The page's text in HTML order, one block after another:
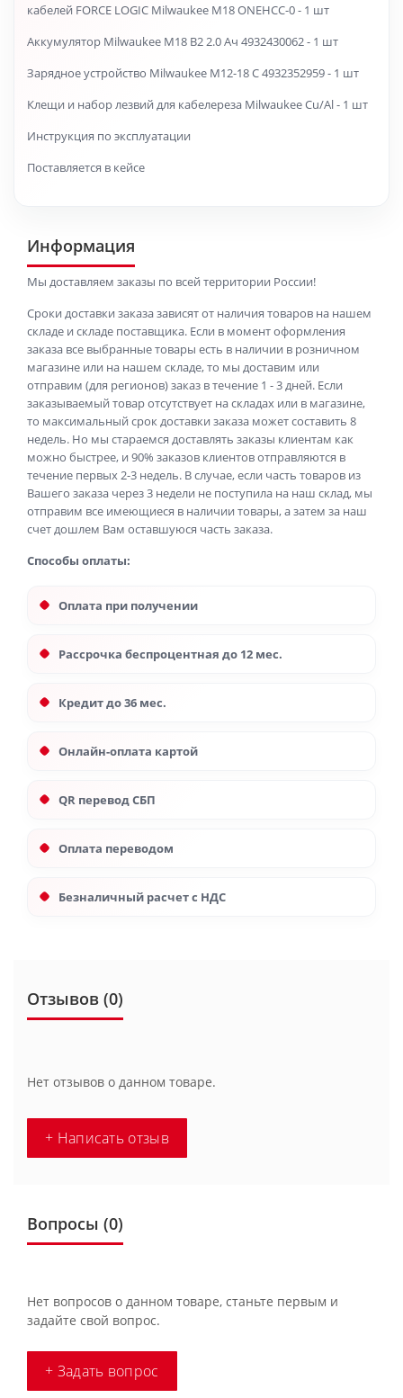
кабелей FORCE LOGIC Milwaukee M18 ONEHCC-0 - 1 шт
Аккумулятор Milwaukee M18 B2 2.0 Ач 4932430062 - 1 шт
Зарядное устройство Milwaukee M12-18 C 4932352959 - 1 шт
Клещи и набор лезвий для кабелереза Milwaukee Cu/Al - 1 шт
Инструкция по эксплуатации
Поставляется в кейсе
Информация
Мы доставляем заказы по всей территории России!
Сроки доставки заказа зависят от наличия товаров на нашем
складе и складе поставщика. Если в момент оформления
заказа все выбранные товары есть в наличии в розничном
магазине или на нашем складе, то мы доставим или
отправим (для регионов) заказ в течение 1 - 3 дней. Если
заказываемый товар отсутствует на складах или в магазине,
то максимальный срок доставки заказа может составить 8
недель. Но мы стараемся доставлять заказы клиентам как
можно быстрее, и 90% заказов клиентов отправляются в
течение первых 2-3 недель. В случае, если часть товаров из
Вашего заказа через 3 недели не поступила на наш склад, мы
отправим все имеющиеся в наличии товары, а затем за наш
счет дошлем Вам оставшуюся часть заказа.
Способы оплаты:
Оплата при получении
Рассрочка беспроцентная до 12 мес.
Кредит до 36 мес.
Онлайн-оплата картой
QR перевод СБП
Оплата переводом
Безналичный расчет с НДС
Отзывов (0)
Нет отзывов о данном товаре.
+ Написать отзыв
Вопросы (0)
Нет вопросов о данном товаре, станьте первым и
задайте свой вопрос.
+ Задать вопрос